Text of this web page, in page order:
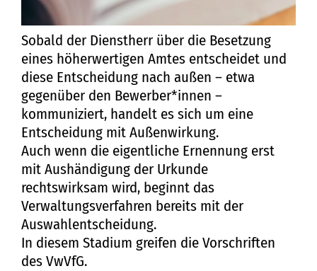
Sobald der Dienstherr über die Besetzung
eines höherwertigen Amtes entscheidet und
diese Entscheidung nach außen – etwa
gegenüber den Bewerber*innen –
kommuniziert, handelt es sich um eine
Entscheidung mit Außenwirkung.
Auch wenn die eigentliche Ernennung erst
mit Aushändigung der Urkunde
rechtswirksam wird, beginnt das
Verwaltungsverfahren bereits mit der
Auswahlentscheidung.
In diesem Stadium greifen die Vorschriften
des VwVfG.